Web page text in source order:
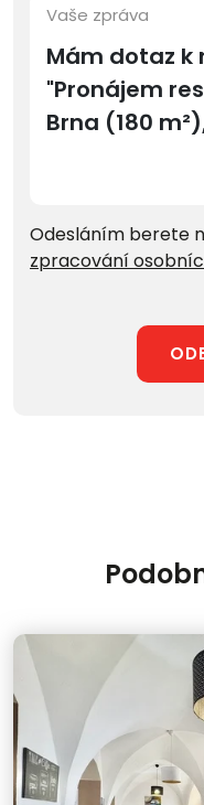
Vaše zpráva
Odesláním berete
zpracování